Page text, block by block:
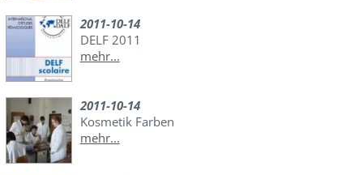
2011-10-14
DELF 2011
mehr...
2011-10-14
Kosmetik Farben
mehr...